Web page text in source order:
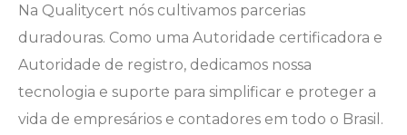
Na Qualitycert nós cultivamos parcerias
duradouras. Como uma Autoridade certificadora e
Autoridade de registro, dedicamos nossa
tecnologia e suporte para simplificar e proteger a
vida de empresários e contadores em todo o Brasil.